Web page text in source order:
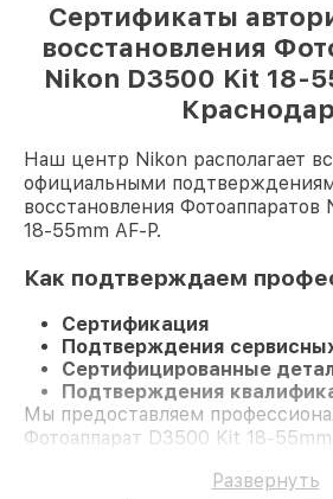
Сертификаты
восстановления
Nikon D3500 Kit 18-
Наш центр Nikon располагает
официальными
восстановления
18-55mm AF-P.
Как подтверждаем
Сертификация
Подтверждения
Сертифицированные
Подтверждения
Мы предоставляем
Фотоаппарат D3500 Kit 18-
Развернуть